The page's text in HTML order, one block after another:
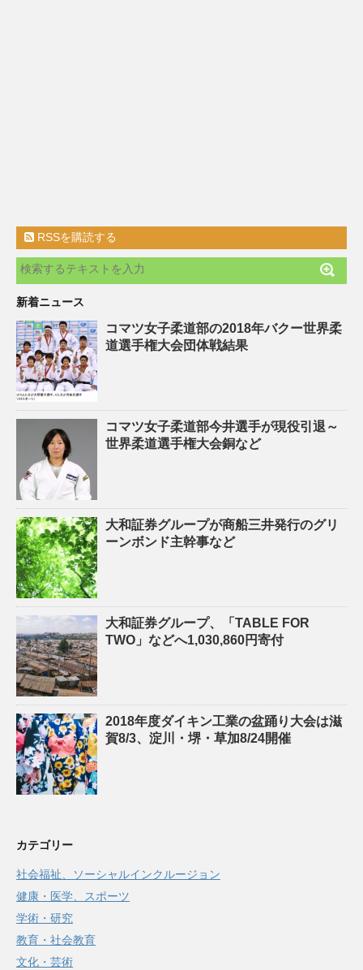
RSSを購読する
新着ニュース
コマツ女子柔道部の2018年バクー世界柔
道選手権大会団体戦結果
コマツ女子柔道部今井選手が現役引退～
世界柔道選手権大会銅など
大和証券グループが商船三井発行のグリ
ーンボンド主幹事など
大和証券グループ、「TABLE FOR
TWO」などへ1,030,860円寄付
2018年度ダイキン工業の盆踊り大会は滋
賀8/3、淀川・堺・草加8/24開催
カテゴリー
社会福祉、ソーシャルインクルージョン
健康・医学、スポーツ
学術・研究
教育・社会教育
文化・芸術